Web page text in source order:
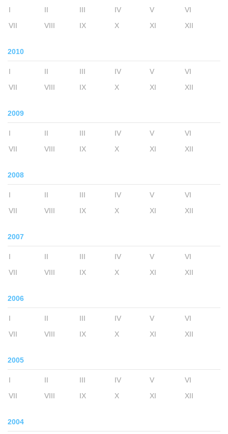
I II III IV V
VI
VII
VIII IX X XI XII
2010
I II III IV V
VI
VII
VIII IX X XI XII
2009
I II III IV V
VI
VII
VIII IX X XI XII
2008
I II III IV V
VI
VII
VIII IX X XI XII
2007
I II III IV V
VI
VII
VIII IX X XI XII
2006
I II III IV V
VI
VII
VIII IX X XI XII
2005
I II III IV V
VI
VII
VIII IX X XI XII
2004